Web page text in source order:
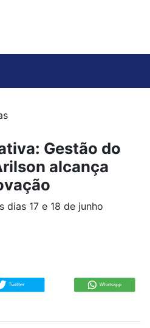
Gestão do
alcança
dias 17 e 18 de junho